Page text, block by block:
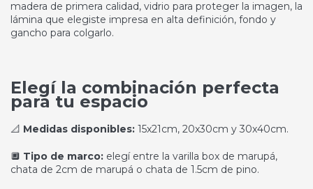
madera de primera calidad, vidrio para proteger la imagen, la
lámina que elegiste impresa en alta definición, fondo y
gancho para colgarlo.
Elegí la combinación perfecta
para tu espacio
📐 Medidas disponibles: 15x21cm, 20x30cm y 30x40cm.
🔲 Tipo de marco: elegí entre la varilla box de marupá,
chata de 2cm de marupá o chata de 1.5cm de pino.